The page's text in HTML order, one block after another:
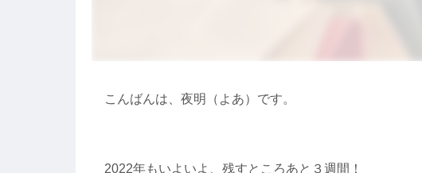
こんばんは、夜明（よあ）です。
2022年もいよいよ、残すところあと３週間！